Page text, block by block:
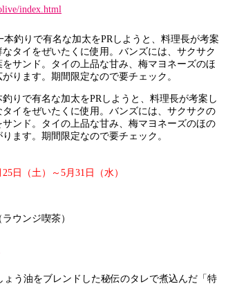
index.html
りで有名な加太をPRしようと、料理長が考案し
イをぜいたくに使用。バンズには、サクサクの
ンド。タイの上品な甘み、梅マヨネーズのほの
ます。期間限定なので要チェック。
日（土）～5月31日（水）
ウンジ喫茶）